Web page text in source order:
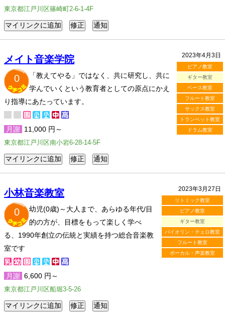
東京都江戸川区篠崎町2-6-1-4F
2023年4月3日
ピアノ教室
ギター教室
ベース教室
フルート教室
サックス教室
トランペット教室
ドラム教室
メイト音楽学院
0
「教えてやる」ではなく、共に研究し、共に
学んでいくという教育者としての原点にかえ
り指導にあたっています。
月謝 11,000 円～
東京都江戸川区南小岩6-28-14-5F
2023年3月27日
リトミック教室
ピアノ教室
ギター教室
バイオリン・チェロ教室
フルート教室
ボーカル・声楽教室
小林音楽教室
0
幼児(0歳)～大人まで、あらゆる年代/目
的の方が、目標をもって楽しく学べ
る、1990年創立の伝統と実績を持つ総合音楽教
室です
月謝 6,600 円～
東京都江戸川区船堀3-5-26